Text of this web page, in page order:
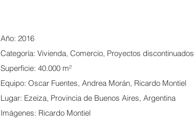
Año: 2016
Categoría: Vivienda, Comercio, Proyectos discontinuados
Superficie: 40.000 m²
Equipo: Oscar Fuentes, Andrea Morán, Ricardo Montiel
Lugar: Ezeiza, Provincia de Buenos Aires, Argentina
Imágenes: Ricardo Montiel